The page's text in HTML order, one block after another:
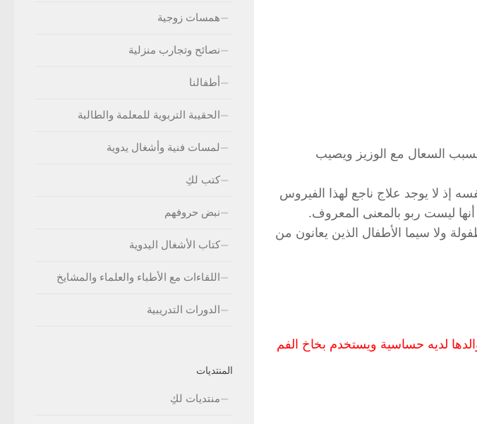
السعال مع الوزيز ويصيب
إذ لا يوجد علاج ناجع لهذا الفيروس
أنها ليست ربو بالمعنى المعروف.
ولا سيما الأطفال الذين يعانون من
لديه حساسية ويستخدم بخاخ الفم
همسات زوجية
نصائح وتجارب منزلية
أطفالنا
الحقيبة التربوية للمعلمة والطالبة
لمسات فنية وأشغال يدوية
كتب لكِ
نبض حروفهم
كتاب الأشغال اليدوية
اللقاءات مع الأطباء والعلماء والمشايخ
الدورات التدريبية
المنتديات
منتديات لكِ